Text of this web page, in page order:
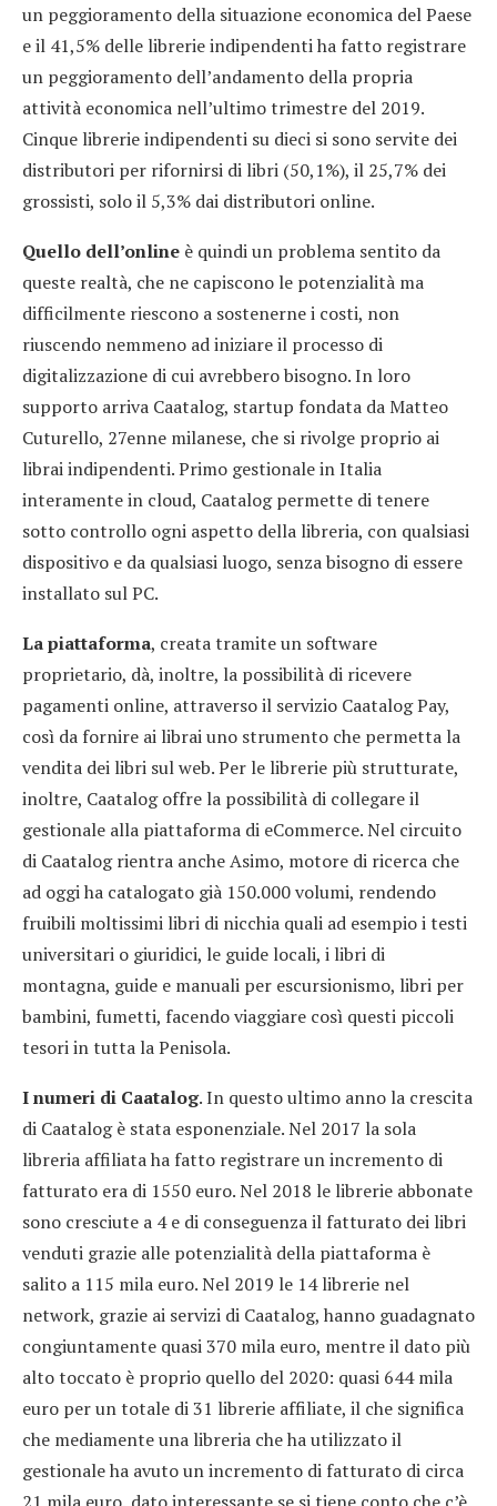
un peggioramento della situazione economica del Paese
e il 41,5% delle librerie indipendenti ha fatto registrare
un peggioramento dell’andamento della propria
attività economica nell’ultimo trimestre del 2019.
Cinque librerie indipendenti su dieci si sono servite dei
distributori per rifornirsi di libri (50,1%), il 25,7% dei
grossisti, solo il 5,3% dai distributori online.
Quello dell’online è quindi un problema sentito da
queste realtà, che ne capiscono le potenzialità ma
difficilmente riescono a sostenerne i costi, non
riuscendo nemmeno ad iniziare il processo di
digitalizzazione di cui avrebbero bisogno. In loro
supporto arriva Caatalog, startup fondata da Matteo
Cuturello, 27enne milanese, che si rivolge proprio ai
librai indipendenti. Primo gestionale in Italia
interamente in cloud, Caatalog permette di tenere
sotto controllo ogni aspetto della libreria, con qualsiasi
dispositivo e da qualsiasi luogo, senza bisogno di essere
installato sul PC.
La piattaforma, creata tramite un software
proprietario, dà, inoltre, la possibilità di ricevere
pagamenti online, attraverso il servizio Caatalog Pay,
così da fornire ai librai uno strumento che permetta la
vendita dei libri sul web. Per le librerie più strutturate,
inoltre, Caatalog offre la possibilità di collegare il
gestionale alla piattaforma di eCommerce. Nel circuito
di Caatalog rientra anche Asimo, motore di ricerca che
ad oggi ha catalogato già 150.000 volumi, rendendo
fruibili moltissimi libri di nicchia quali ad esempio i testi
universitari o giuridici, le guide locali, i libri di
montagna, guide e manuali per escursionismo, libri per
bambini, fumetti, facendo viaggiare così questi piccoli
tesori in tutta la Penisola.
I numeri di Caatalog. In questo ultimo anno la crescita
di Caatalog è stata esponenziale. Nel 2017 la sola
libreria affiliata ha fatto registrare un incremento di
fatturato era di 1550 euro. Nel 2018 le librerie abbonate
sono cresciute a 4 e di conseguenza il fatturato dei libri
venduti grazie alle potenzialità della piattaforma è
salito a 115 mila euro. Nel 2019 le 14 librerie nel
network, grazie ai servizi di Caatalog, hanno guadagnato
congiuntamente quasi 370 mila euro, mentre il dato più
alto toccato è proprio quello del 2020: quasi 644 mila
euro per un totale di 31 librerie affiliate, il che significa
che mediamente una libreria che ha utilizzato il
gestionale ha avuto un incremento di fatturato di circa